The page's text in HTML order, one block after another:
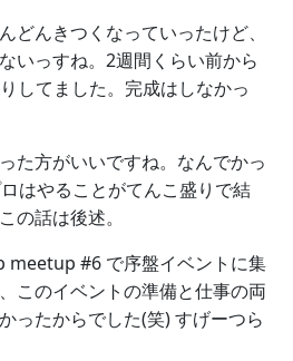
どんきつくなっていったけど、
いっすね。2週間くらい前から
してました。完成はしなかっ
た方がいいですね。なんでかっ
はやることがてんこ盛りで結
の話は後述。
#6 で序盤イベントに集
このイベントの準備と仕事の両
ったからでした(笑) すげーつら